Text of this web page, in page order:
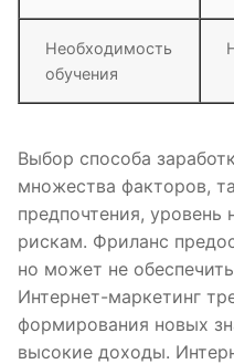
Необходимость
обучения
Выбор способа
множества факторов,
предпочтения, уровень
рискам. Фриланс
но может не
Интернет-маркетинг
формирования новых
высокие доходы.